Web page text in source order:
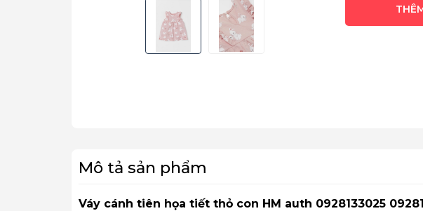
Mô tả sản phẩm
Váy cánh tiên họa tiết thỏ con HM auth 0928133025